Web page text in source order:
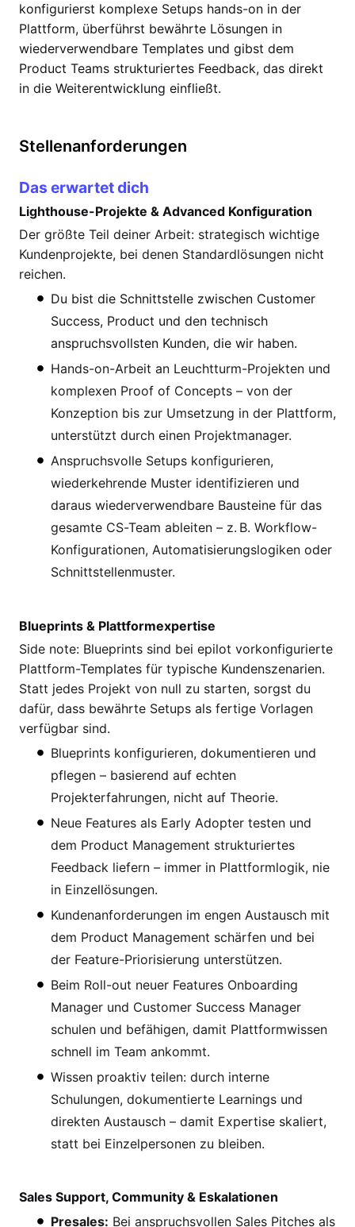
konfigurierst komplexe Setups hands-on in der
Plattform, überführst bewährte Lösungen in
wiederverwendbare Templates und gibst dem
Product Teams strukturiertes Feedback, das direkt
in die Weiterentwicklung einfließt.
Stellenanforderungen
Das erwartet dich
Lighthouse-Projekte & Advanced Konfiguration
Der größte Teil deiner Arbeit: strategisch wichtige
Kundenprojekte, bei denen Standardlösungen nicht
reichen.
Du bist die Schnittstelle zwischen Customer
Success, Product und den technisch
anspruchsvollsten Kunden, die wir haben.
Hands-on-Arbeit an Leuchtturm-Projekten und
komplexen Proof of Concepts – von der
Konzeption bis zur Umsetzung in der Plattform,
unterstützt durch einen Projektmanager.
Anspruchsvolle Setups konfigurieren,
wiederkehrende Muster identifizieren und
daraus wiederverwendbare Bausteine für das
gesamte CS-Team ableiten – z. B. Workflow-
Konfigurationen, Automatisierungslogiken oder
Schnittstellenmuster.
Blueprints & Plattformexpertise
Side note: Blueprints sind bei epilot vorkonfigurierte
Plattform-Templates für typische Kundenszenarien.
Statt jedes Projekt von null zu starten, sorgst du
dafür, dass bewährte Setups als fertige Vorlagen
verfügbar sind.
Blueprints konfigurieren, dokumentieren und
pflegen – basierend auf echten
Projekterfahrungen, nicht auf Theorie.
Neue Features als Early Adopter testen und
dem Product Management strukturiertes
Feedback liefern – immer in Plattformlogik, nie
in Einzellösungen.
Kundenanforderungen im engen Austausch mit
dem Product Management schärfen und bei
der Feature-Priorisierung unterstützen.
Beim Roll-out neuer Features Onboarding
Manager und Customer Success Manager
schulen und befähigen, damit Plattformwissen
schnell im Team ankommt.
Wissen proaktiv teilen: durch interne
Schulungen, dokumentierte Learnings und
direkten Austausch – damit Expertise skaliert,
statt bei Einzelpersonen zu bleiben.
Sales Support, Community & Eskalationen
Presales: Bei anspruchsvollen Sales Pitches als